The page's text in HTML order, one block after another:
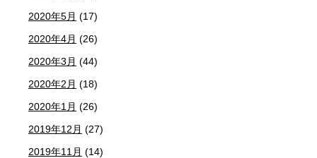
2020年5月 (17)
2020年4月 (26)
2020年3月 (44)
2020年2月 (18)
2020年1月 (26)
2019年12月 (27)
2019年11月 (14)